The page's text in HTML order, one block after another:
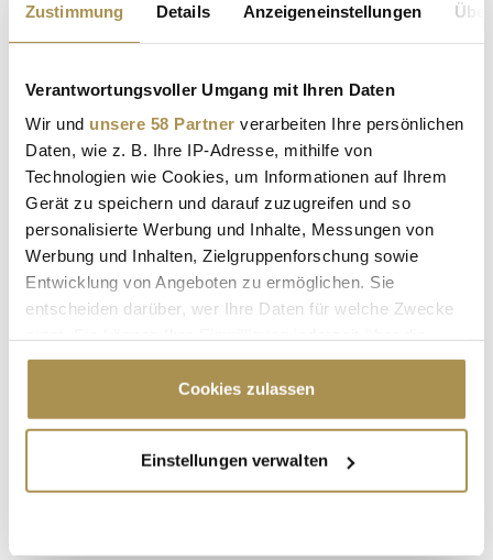
Zustimmung Details Anzeigeneinstellungen
Verantwortungsvoller Umgang mit Ihren Daten
Wir und unsere 58 Partner verarbeiten Ihre persönlichen
Daten, wie z. B. Ihre IP-Adresse, mithilfe von
Technologien wie Cookies, um Informationen auf Ihrem
Gerät zu speichern und darauf zuzugreifen und so
personalisierte Werbung und Inhalte, Messungen von
Werbung und Inhalten, Zielgruppenforschung sowie
Entwicklung von Angeboten zu ermöglichen. Sie
entscheiden darüber, wer Ihre Daten für welche Zwecke
Cookie-Erklärung oder durch Klicken auf das Privacy
Trigger Symbol ändern oder widerrufen
Informationen über Ihre geografische Lage
erfassen, welche bis auf einige Meter genau sein
Cookies zulassen
Einstellungen verwalten
Sicherheitscode bestätigen:*
* Pflichtfelder.
LAUTSCHALTEN